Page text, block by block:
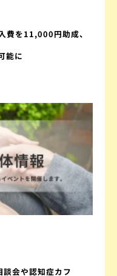
費を11,000円助成、
能に
談会や認知症カフ